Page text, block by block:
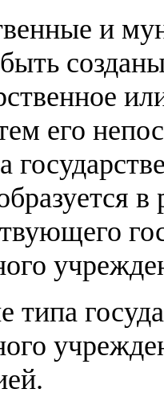
и
его
в
типа